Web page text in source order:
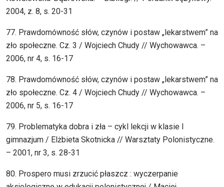
2004, z. 8, s. 20-31
77. Prawdomówność słów, czynów i postaw „lekarstwem” na
zło społeczne. Cz. 3 / Wojciech Chudy // Wychowawca. –
2006, nr 4, s. 16-17
78. Prawdomówność słów, czynów i postaw „lekarstwem” na
zło społeczne. Cz. 4 / Wojciech Chudy // Wychowawca. –
2006, nr 5, s. 16-17
79. Problematyka dobra i zła – cykl lekcji w klasie I
gimnazjum / Elżbieta Skotnicka // Warsztaty Polonistyczne.
– 2001, nr 3, s. 28-31
80. Prospero musi zrzucić płaszcz : wyczerpanie